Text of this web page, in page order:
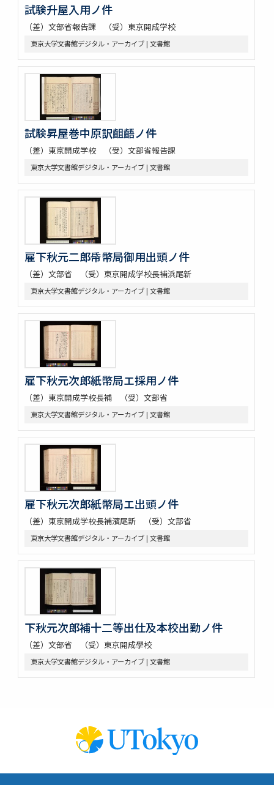
試験升屋入用ノ件
（差）文部省報告課 （受）東京開成学校
東京大学文書館デジタル・アーカイブ | 文書館
試験昇屋巻中原訳齟齬ノ件
（差）東京開成学校 （受）文部省報告課
東京大学文書館デジタル・アーカイブ | 文書館
雇下秋元二郎帋幣局御用出頭ノ件
（差）文部省 （受）東京開成学校長補浜尾新
東京大学文書館デジタル・アーカイブ | 文書館
雇下秋元次郎紙幣局エ採用ノ件
（差）東京開成学校長補 （受）文部省
東京大学文書館デジタル・アーカイブ | 文書館
雇下秋元次郎紙幣局エ出頭ノ件
（差）東京開成学校長補濱尾新 （受）文部省
東京大学文書館デジタル・アーカイブ | 文書館
下秋元次郎補十二等出仕及本校出勤ノ件
（差）文部省 （受）東京開成學校
東京大学文書館デジタル・アーカイブ | 文書館